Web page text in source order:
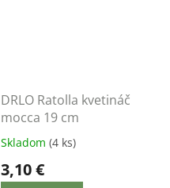
DRLO Ratolla kvetináč
mocca 19 cm
Skladom (4 ks)
3,10 €